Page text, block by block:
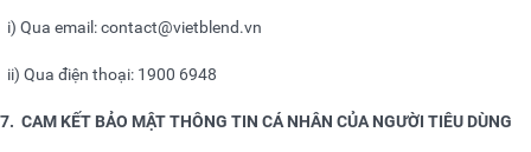
i) Qua email:contact@vietblend.vn
ii) Qua điện thoại: 1900 6948
7. CAM KẾT BẢO MẬT THÔNG TIN CÁ NHÂN CỦA NGƯỜI TIÊU DÙNG